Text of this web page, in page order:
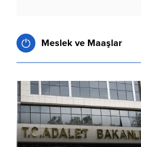
Meslek ve Maaşlar